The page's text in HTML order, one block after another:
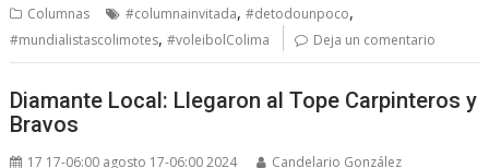
Columnas #columnainvitada,#detodounpoco,
#mundialistascolimotes,#voleibolColima Deja un comentario
Diamante Local: Llegaron al Tope Carpinteros y
Bravos
17 17-06:00 agosto 17-06:00 2024 Candelario González